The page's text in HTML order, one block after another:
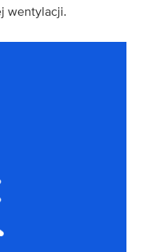
wentylacji.